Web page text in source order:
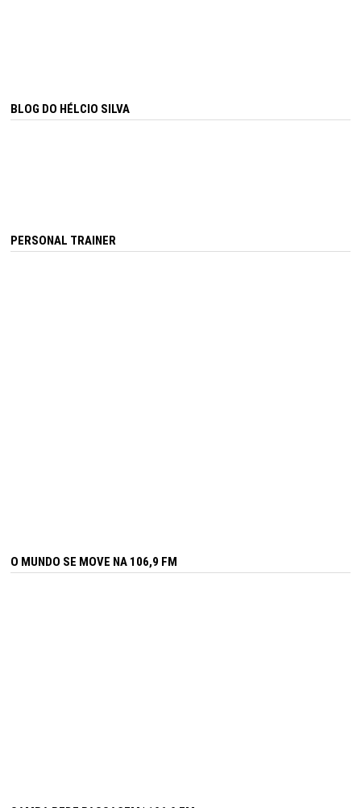
BLOG DO HÉLCIO SILVA
PERSONAL TRAINER
O MUNDO SE MOVE NA 106,9 FM